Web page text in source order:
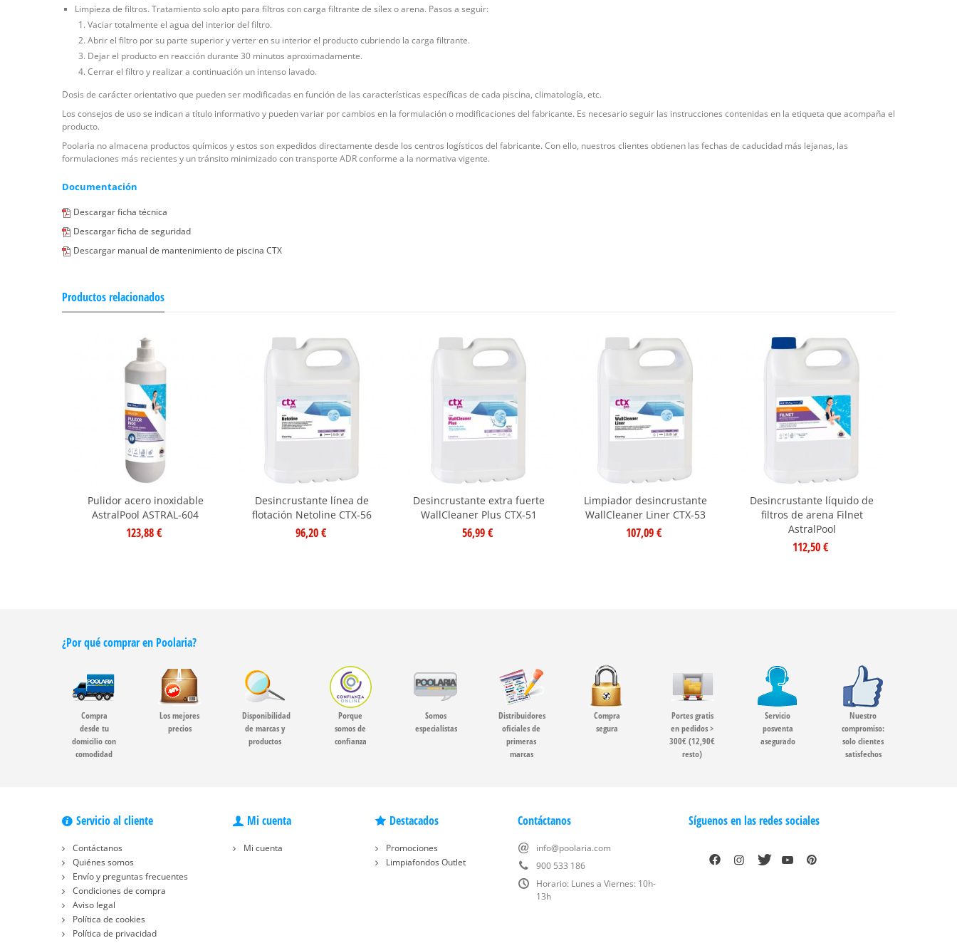
Limpieza de filtros. Tratamiento solo apto para filtros con carga filtrante de sílex o arena. Pasos a seguir:
Vaciar totalmente el agua del interior del filtro.
Abrir el filtro por su parte superior y verter en su interior el producto cubriendo la carga filtrante.
Dejar el producto en reacción durante 30 minutos aproximadamente.
Cerrar el filtro y realizar a continuación un intenso lavado.
Dosis de carácter orientativo que pueden ser modificadas en función de las características específicas de cada piscina, climatología, etc.
Los consejos de uso se indican a título informativo y pueden variar por cambios en la formulación o modificaciones del fabricante. Es necesario seguir las instrucciones contenidas en la etiqueta que acompaña el
producto.
Poolaria no almacena productos químicos y estos son expedidos directamente desde los centros logísticos del fabricante. Con ello, nuestros clientes obtienen las fechas de caducidad más lejanas, las
formulaciones más recientes y un tránsito minimizado con transporte ADR conforme a la normativa vigente.
Documentación
Descargar ficha técnica
Descargar ficha de seguridad
Descargar manual de mantenimiento de piscina CTX
Productos relacionados
Pulidor acero inoxidable
AstralPool ASTRAL-604
123,88 €
Desincrustante línea de
flotación Netoline CTX-56
96,20 €
Desincrustante extra fuerte
WallCleaner Plus CTX-51
56,99 €
Limpiador desincrustante
WallCleaner Liner CTX-53
107,09 €
Desincrustante líquido de
filtros de arena Filnet
AstralPool
112,50 €
¿Por qué comprar en Poolaria?
Compra
desde tu
domicilio con
comodidad
Los mejores
precios
Disponibilidad
de marcas y
productos
Porque
somos de
confianza
Somos
especialistas
Distribuidores
oficiales de
primeras
marcas
Compra
segura
Portes gratis
en pedidos >
300€ (12,90€
resto)
Servicio
posventa
asegurado
Nuestro
compromiso:
solo clientes
satisfechos
Servicio al cliente
Contáctanos
Quiénes somos
Envío y preguntas frecuentes
Condiciones de compra
Aviso legal
Política de cookies
Política de privacidad
Mi cuenta
Mi cuenta
Destacados
Promociones
Limpiafondos Outlet
Contáctanos
info@poolaria.com
900 533 186
Horario: Lunes a Viernes: 10h-
13h
Síguenos en las redes sociales